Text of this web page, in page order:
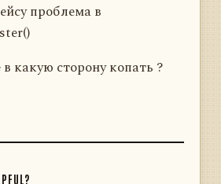
executionContext,
проблема в
какую сторону копать ?